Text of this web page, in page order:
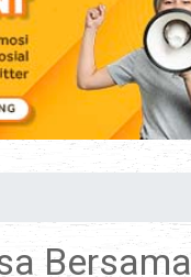
Bersama